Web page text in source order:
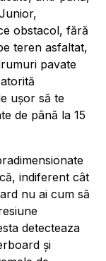
obstacol, fără
teren asfaltat,
pavate
ușor să te
de până la 15
indiferent cât
nu ai cum să
detecteaza
și